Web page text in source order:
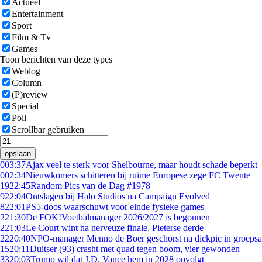
Actueel
Entertainment
Sport
Film & Tv
Games
Toon berichten van deze types
Weblog
Column
(P)review
Special
Poll
Scrollbar gebruiken
opslaan
003:37Ajax veel te sterk voor Shelbourne, maar houdt schade beperkt
002:34Nieuwkomers schitteren bij ruime Europese zege FC Twente
1922:45Random Pics van de Dag #1978
922:04Ontslagen bij Halo Studios na Campaign Evolved
822:01PS5-doos waarschuwt voor einde fysieke games
221:30De FOK!Voetbalmanager 2026/2027 is begonnen
221:03Le Court wint na nerveuze finale, Pieterse derde
2220:40NPO-manager Menno de Boer geschorst na dickpic in
1520:11Duitser (93) crasht met quad tegen boom, vier gewonden
3320:03Trump wil dat J.D. Vance hem in 2028 opvolgt